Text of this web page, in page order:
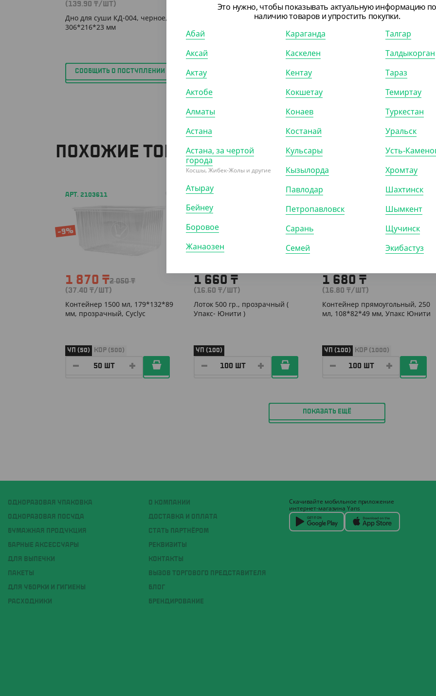
(139.90 ₸/ШТ)
Дно для суши КД-004, черное,
306*216*23 мм
СООБЩИТЬ О ПОСТУПЛЕНИИ
(28.30₸/ШТ)
Крышка к дну для суши КД-009,
КОР (1000)
ПОХОЖИЕ ТОВАРЫ
АРТ. 2103611
-9%
1 870 ₸2 050₸
(37.40 ₸/ШТ)
Контейнер 1500 мл, 179*132*89
мм, прозрачный, Cyclyc
УП (50) КОР (500)
АРТ. 24017
1 660 ₸
(16.60 ₸/ШТ)
Лоток 500 гр., прозрачный (
Упакс- Юнити )
УП (100)
АРТ. 21003
1 680 ₸
(16.80 ₸/ШТ)
Контейнер прямоугольный, 250
мл, 108*82*49 мм, Упакс Юнити
УП (100) КОР (1000)
ПОКАЗАТЬ ЕЩЁ
ОДНОРАЗОВАЯ УПАКОВКА
ОДНОРАЗОВАЯ ПОСУДА
БУМАЖНАЯ ПРОДУКЦИЯ
БАРНЫЕ АКСЕССУАРЫ
ДЛЯ ВЫПЕЧКИ
ПАКЕТЫ
ДЛЯ УБОРКИ И ГИГИЕНЫ
РАСХОДНИКИ
О КОМПАНИИ
ДОСТАВКА И ОПЛАТА
СТАТЬ ПАРТНЁРОМ
РЕКВИЗИТЫ
КОНТАКТЫ
ВЫЗОВ ТОРГОВОГО ПРЕДСТАВИТЕЛЯ
БЛОГ
БРЕНДИРОВАНИЕ
Скачивайте мобильное приложение
интернет-магазина Yans
Это нужно, чтобы показывать актуальную информацию
наличию товаров и упростить покупки.
Абай
Аксай
Актау
Актобе
Алматы
Астана
Астана, за чертой
города
Косшы, Жибек-Жолы и другие
Атырау
Бейнеу
Боровое
Жанаозен
Караганда
Каскелен
Кентау
Кокшетау
Конаев
Костанай
Кульсары
Кызылорда
Павлодар
Петропавловск
Сарань
Семей
Талгар
Талдыкорган
Тараз
Темиртау
Туркестан
Уральск
Усть-
Хромтау
Шахтинск
Шымкент
Щучинск
Экибастуз